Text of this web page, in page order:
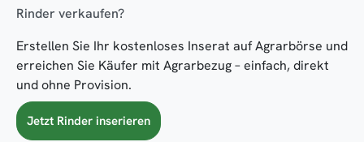
Rinder verkaufen?
Erstellen Sie Ihr kostenloses Inserat auf Agrarbörse und
erreichen Sie Käufer mit Agrarbezug – einfach, direkt
und ohne Provision.
Jetzt Rinder inserieren